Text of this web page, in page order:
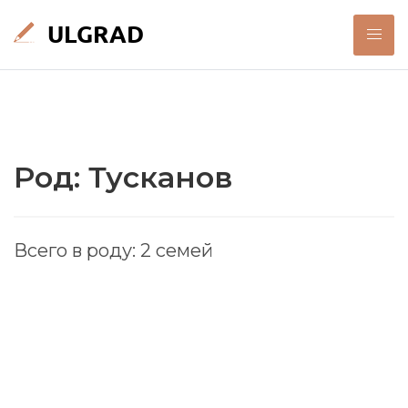
Род: Тусканов
Всего в роду: 2 семей